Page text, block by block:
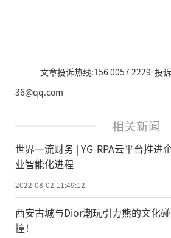
文章投诉热线:156 0057 2229 投
36@qq.com
相关新闻
世界一流财务 | YG-RPA云平台推进
业智能化进程
2022-08-02 11:49:12
西安古城与Dior潮玩引力熊的文化碰
撞！